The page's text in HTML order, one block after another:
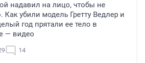
надавил на лицо, чтобы не
Как убили модель Гретту Ведлер и
год прятали ее тело в
— видео
14